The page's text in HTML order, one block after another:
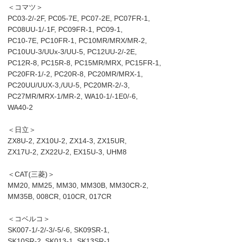
＜コマツ＞
PC03-2/-2F, PC05-7E, PC07-2E, PC07FR-1,
PC08UU-1/-1F, PC09FR-1, PC09-1,
PC10-7E, PC10FR-1, PC10MR/MRX/MR-2,
PC10UU-3/UUx-3/UU-5, PC12UU-2/-2E,
PC12R-8, PC15R-8, PC15MR/MRX, PC15FR-1,
PC20FR-1/-2, PC20R-8, PC20MR/MRX-1,
PC20UU/UUX-3,/UU-5, PC20MR-2/-3,
PC27MR/MRX-1/MR-2, WA10-1/-1E0/-6,
WA40-2
＜日立＞
ZX8U-2, ZX10U-2, ZX14-3, ZX15UR,
ZX17U-2, ZX22U-2, EX15U-3, UHM8
＜CAT(三菱)＞
MM20, MM25, MM30, MM30B, MM30CR-2,
MM35B, 008CR, 010CR, 017CR
＜コベルコ＞
SK007-1/-2/-3/-5/-6, SK09SR-1,